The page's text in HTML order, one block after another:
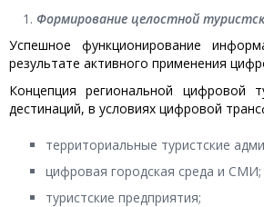
Формирование целостной
Успешное функционирование
результате активного применения
Концепция региональной цифровой
дестинаций, в условиях цифровой
территориальные туристские
цифровая городская среда и СМИ;
туристские предприятия;